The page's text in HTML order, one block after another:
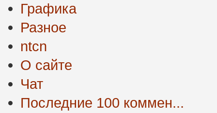
Графика
Разное
ntcn
О сайте
Чат
Последние 100 коммен...